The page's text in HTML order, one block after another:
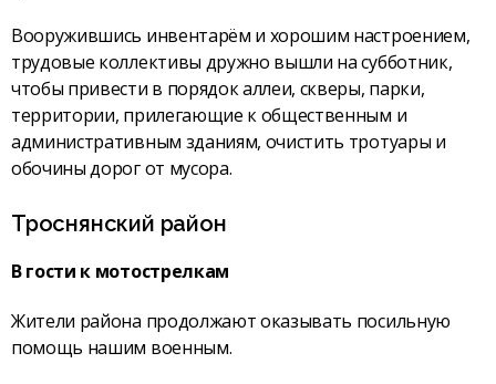
Вооружившись инвентарём и хорошим настроением,
трудовые коллективы дружно вышли на субботник,
чтобы привести в порядок аллеи, скверы, парки,
территории, прилегающие к общественным и
административным зданиям, очистить тротуары и
обочины дорог от мусора.
Троснянский район
В гости к мотострелкам
Жители района продолжают оказывать посильную
помощь нашим военным.